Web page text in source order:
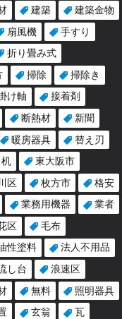
建築
建築金物
扇風機
手すり
折り畳み式
掃除
掃除き
け軸
接着剤
断熱材
新聞
暖房器具
替え刃
机
東大阪市
区 枚方市
格安
業務用機器
業者
区
毛布
性塗料
法人不用品
し台
浪速区
無料
照明器具
玄翁
瓦